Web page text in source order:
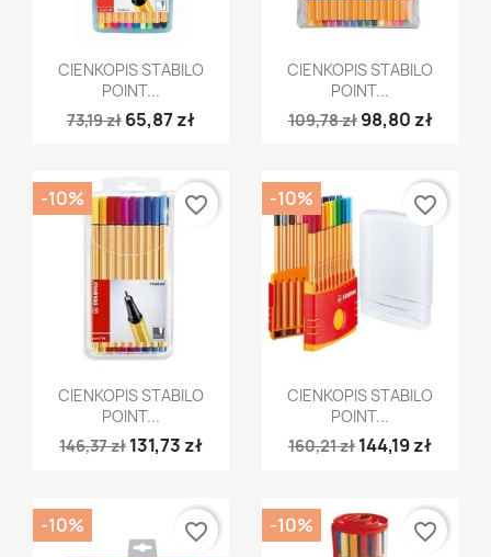
Szybki podgląd
CIENKOPIS STABILO
POINT...
73,19 zł 65,87 zł
Szybki podgląd
CIENKOPIS STABILO
POINT...
109,78 zł 98,80 zł
Szybki podgląd
CIENKOPIS STABILO
POINT...
146,37 zł 131,73 zł
-10% favorite_border
Szybki podgląd
CIENKOPIS STABILO
POINT...
160,21 zł 144,19 zł
-10% favorite_border
-10% favorite_border -10% favorite_border